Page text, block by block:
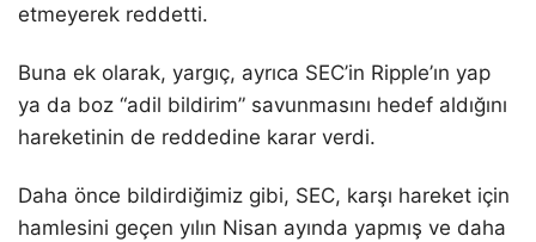
etmeyerek reddetti.
Buna ek olarak, yargıç, ayrıca SEC’in Ripple’ın yap
ya da boz “adil bildirim” savunmasını hedef aldığını
hareketinin de reddedine karar verdi.
Daha önce bildirdiğimiz gibi, SEC, karşı hareket için
hamlesini geçen yılın Nisan ayında yapmış ve daha